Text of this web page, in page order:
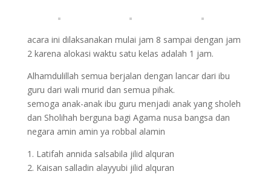
acara ini dilaksanakan mulai jam 8 sampai dengan jam
2 karena alokasi waktu satu kelas adalah 1 jam.
Alhamdulillah semua berjalan dengan lancar dari ibu
guru dari wali murid dan semua pihak.
semoga anak-anak ibu guru menjadi anak yang sholeh
dan Sholihah berguna bagi Agama nusa bangsa dan
negara amin amin ya robbal alamin
1. Latifah annida salsabila jilid alquran
2. Kaisan salladin alayyubi jilid alquran